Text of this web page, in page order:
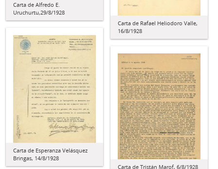
Carta de Alfredo E.
Uruchurtu,29/8/1928
Carta de Rafael Heliodoro Valle,
16/8/1928
Carta de Esperanza Velásquez
Bringas, 14/8/1928
Carta de Tristán Marof, 6/8/1928